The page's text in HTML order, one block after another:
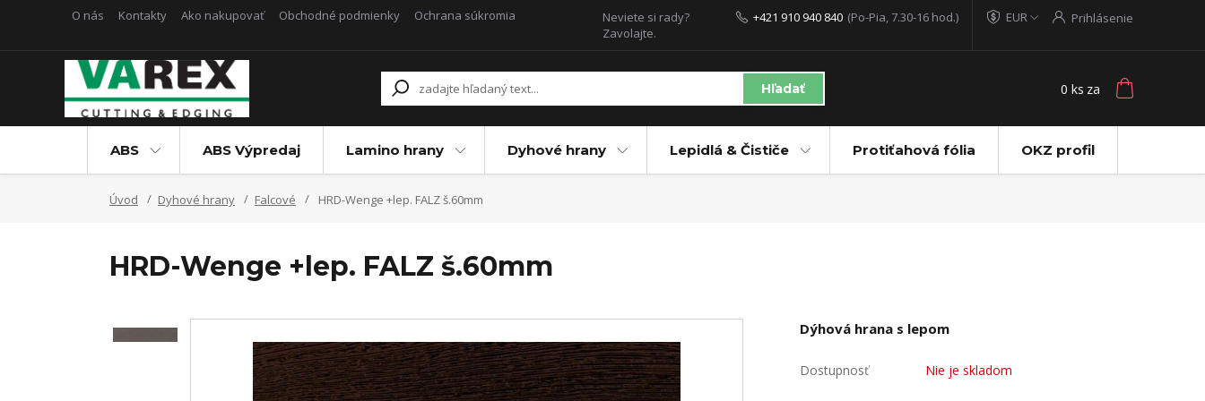
O nás Kontakty Ako nakupovať Obchodné podmienky Ochrana súkromia EUR Prihlásenie
Hľadať
Neviete si rady?
Zavolajte.
+421 910 940 840 (Po-Pia, 7.30-16 hod.)
0 ks za
ABS ABS Výpredaj Lamino hrany Dyhové hrany Lepidlá & Čističe Protiťahová fólia OKZ profil
Úvod Dyhové hrany Falcové HRD-Wenge +lep. FALZ š.60mm
HRD-Wenge +lep. FALZ š.60mm
Dýhová hrana s lepom
Dostupnosť Nie je skladom